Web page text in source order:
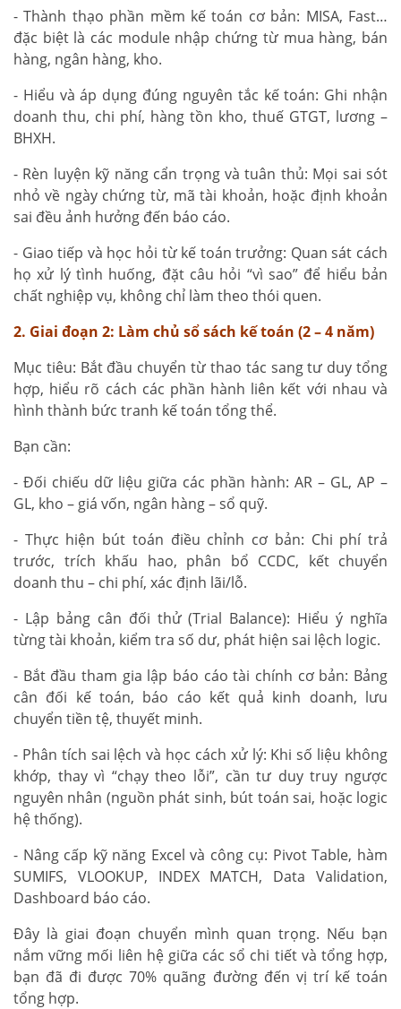
- Thành thạo phần mềm kế toán cơ bản: MISA, Fast…
đặc biệt là các module nhập chứng từ mua hàng, bán
hàng, ngân hàng, kho.
- Hiểu và áp dụng đúng nguyên tắc kế toán: Ghi nhận
doanh thu, chi phí, hàng tồn kho, thuế GTGT, lương –
BHXH.
- Rèn luyện kỹ năng cẩn trọng và tuân thủ: Mọi sai sót
nhỏ về ngày chứng từ, mã tài khoản, hoặc định khoản
sai đều ảnh hưởng đến báo cáo.
- Giao tiếp và học hỏi từ kế toán trưởng: Quan sát cách
họ xử lý tình huống, đặt câu hỏi “vì sao” để hiểu bản
chất nghiệp vụ, không chỉ làm theo thói quen.
2. Giai đoạn 2: Làm chủ sổ sách kế toán (2 – 4 năm)
Mục tiêu: Bắt đầu chuyển từ thao tác sang tư duy tổng
hợp, hiểu rõ cách các phần hành liên kết với nhau và
hình thành bức tranh kế toán tổng thể.
Bạn cần:
- Đối chiếu dữ liệu giữa các phần hành: AR – GL, AP –
GL, kho – giá vốn, ngân hàng – sổ quỹ.
- Thực hiện bút toán điều chỉnh cơ bản: Chi phí trả
trước, trích khấu hao, phân bổ CCDC, kết chuyển
doanh thu – chi phí, xác định lãi/lỗ.
- Lập bảng cân đối thử (Trial Balance): Hiểu ý nghĩa
từng tài khoản, kiểm tra số dư, phát hiện sai lệch logic.
- Bắt đầu tham gia lập báo cáo tài chính cơ bản: Bảng
cân đối kế toán, báo cáo kết quả kinh doanh, lưu
chuyển tiền tệ, thuyết minh.
- Phân tích sai lệch và học cách xử lý: Khi số liệu không
khớp, thay vì “chạy theo lỗi”, cần tư duy truy ngược
nguyên nhân (nguồn phát sinh, bút toán sai, hoặc logic
hệ thống).
- Nâng cấp kỹ năng Excel và công cụ: Pivot Table, hàm
SUMIFS, VLOOKUP, INDEX MATCH, Data Validation,
Dashboard báo cáo.
Đây là giai đoạn chuyển mình quan trọng. Nếu bạn
nắm vững mối liên hệ giữa các sổ chi tiết và tổng hợp,
bạn đã đi được 70% quãng đường đến vị trí kế toán
tổng hợp.